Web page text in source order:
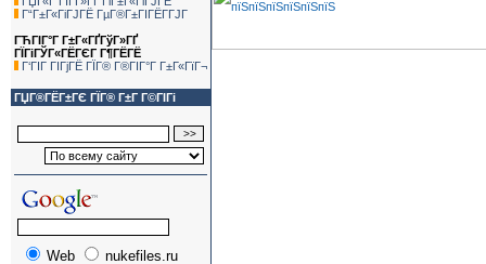
Г“Г±Г«ГіГЈГЁ ГµГ®Г±ГІГЁГ­ГЈГ
ГЋГІГ°Г Г±Г«ГҐГўГ»ГҐ
ГЇГіГЎГ«ГЁГЄГ Г¶ГЁГЁ
Г‘ГІГ ГІГјГЁ ГЇГ® Г®ГІГ°Г Г±Г«ГїГ¬
ГЏГ®ГЁГ±ГЄ ГЇГ® Г±Г Г©ГІГі
Web nukefiles.ru